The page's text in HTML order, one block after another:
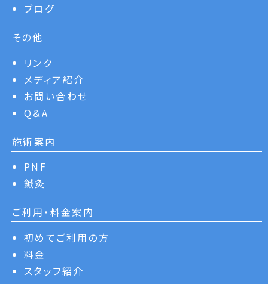
ブログ
その他
リンク
メディア紹介
お問い合わせ
Q＆A
施術案内
PNF
鍼灸
ご利用・料金案内
初めてご利用の方
料金
スタッフ紹介